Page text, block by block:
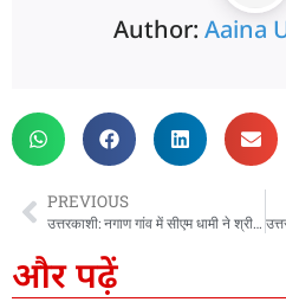
Author: Aaina
PREVIOUS
उत्तरकाशी: नगाण गांव में सीएम धामी ने श्रीमद्भागवत कथा में लिया भाग, प्रदेश की खुशहाली की कामना
और पढ़ें